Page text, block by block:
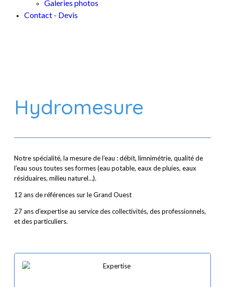
Galeries photos
Contact - Devis
Hydromesure
Notre spécialité, la mesure de l’eau : débit, limnimétrie, qualité de
l’eau sous toutes ses formes (eau potable, eaux de pluies, eaux
résiduaires, milieu naturel…).
12 ans de références sur le Grand Ouest
27 ans d’expertise au service des collectivités, des professionnels,
et des particuliers.